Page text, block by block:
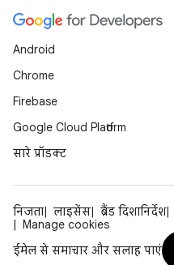
Android
Chrome
Firebase
Google Cloud Platform
सारे प्रॉडक्ट
निजता लाइसेंस ब्रैंड दिशानिर्देश
Manage cookies
ईमेल से समाचार और सलाह पाएं